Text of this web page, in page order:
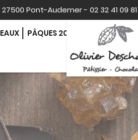
27500 Pont-Audemer - 02 32 41 09 81
PÂQUES 2026
CONTACT